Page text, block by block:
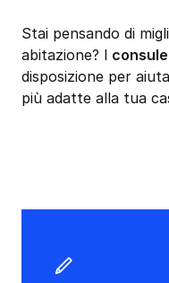
Stai pensando di
abitazione? I
disposizione per
più adatte alla tua